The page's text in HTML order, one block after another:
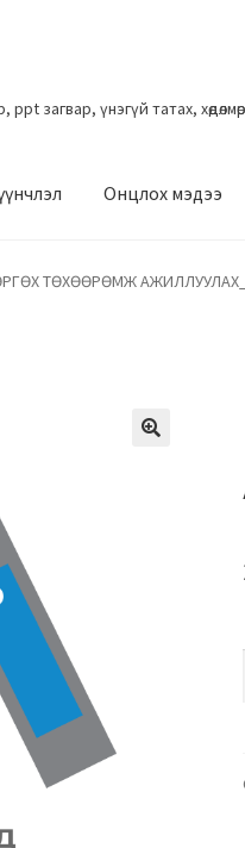
ppt загвар, үнэгүй татах,
Онцлох мэдээ
ТӨХӨӨРӨМЖ